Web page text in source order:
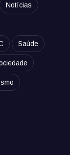
Notícias
Saúde